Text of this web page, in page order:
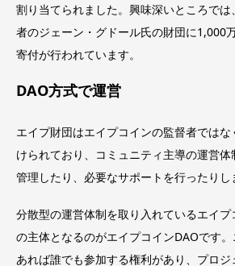
割り当てられました。興味深いところで
者のジェーン・グドール氏の財団に1,000
寄付が行われています。
DAO方式で運営
エイプ財団はエイプコインの監督者では
けられており、コミュニティ主導の運営
管理したり、必要なサポートを行ったりし
分散型の運営体制を取り入れているエイ
の主体となるのがエイプコインDAOです
あれば誰でも参加する権利があり、プロ